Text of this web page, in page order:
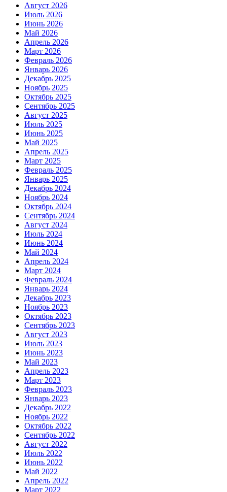
Август 2026
Июль 2026
Июнь 2026
Май 2026
Апрель 2026
Март 2026
Февраль 2026
Январь 2026
Декабрь 2025
Ноябрь 2025
Октябрь 2025
Сентябрь 2025
Август 2025
Июль 2025
Июнь 2025
Май 2025
Апрель 2025
Март 2025
Февраль 2025
Январь 2025
Декабрь 2024
Ноябрь 2024
Октябрь 2024
Сентябрь 2024
Август 2024
Июль 2024
Июнь 2024
Май 2024
Апрель 2024
Март 2024
Февраль 2024
Январь 2024
Декабрь 2023
Ноябрь 2023
Октябрь 2023
Сентябрь 2023
Август 2023
Июль 2023
Июнь 2023
Май 2023
Апрель 2023
Март 2023
Февраль 2023
Январь 2023
Декабрь 2022
Ноябрь 2022
Октябрь 2022
Сентябрь 2022
Август 2022
Июль 2022
Июнь 2022
Май 2022
Апрель 2022
Март 2022